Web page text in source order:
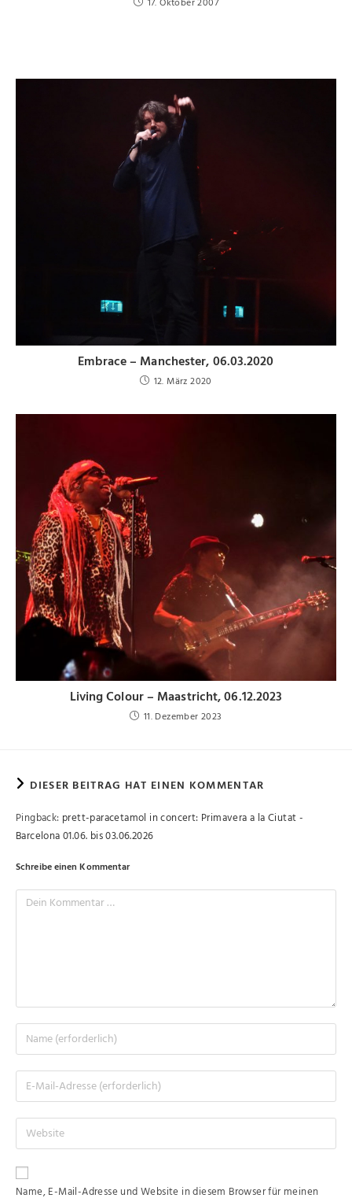
17. Oktober 2007
Embrace – Manchester, 06.03.2020
12. März 2020
Living Colour – Maastricht, 06.12.2023
11. Dezember 2023
DIESER BEITRAG HAT EINEN KOMMENTAR
Pingback: prett-paracetamol in concert: Primavera a la Ciutat -
Barcelona 01.06. bis 03.06.2026
Schreibe einen Kommentar
Name, E-Mail-Adresse und Website in diesem Browser für meinen